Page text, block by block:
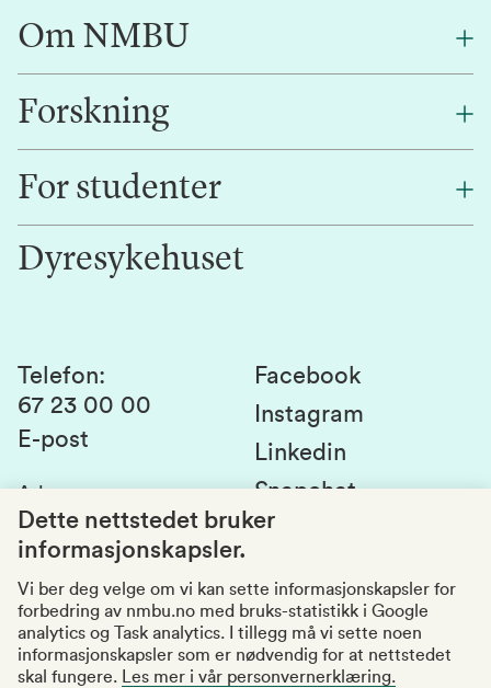
Om NMBU
Om oss
Alumni
Kontakt oss
Forskning
Forskning
Innovasjon
For studenter
Studentlivet
Studier og emner
Studenttinget
Si fra om avvik
Kvalitet i utdanningen
Dyresykehuset
Telefon:
67 23 00 00
E-post
Adresse:
Postboks 5003
1432 Ås
Organisasjonsnummer
969159570
Besøksadresser
Facebook
Instagram
Linkedin
Snapchat
Dette nettstedet bruker
informasjonskapsler.
Vi ber deg velge om vi kan sette informasjonskapsler for
forbedring av nmbu.no med bruks-statistikk i Google
analytics og Task analytics. I tillegg må vi sette noen
informasjonskapsler som er nødvendig for at nettstedet
skal fungere.
Les mer i vår personvernerklæring.